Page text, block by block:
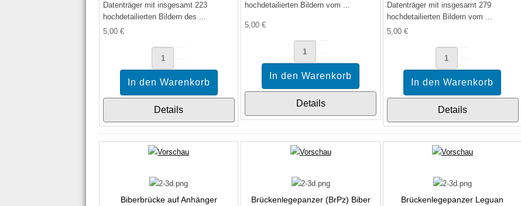
Datenträger mit insgesamt 223
hochdetailierten Bildern des ...
5,00 €
Details
hochdetailierten Bildern vom ...
5,00 €
Details
Datenträger mit insgesamt 279
hochdetailierten Bildern vom ...
5,00 €
Details
Biberbrücke auf Anhänger
Brückenlegepanzer (BrPz) Biber
Brückenlegepanzer Leguan